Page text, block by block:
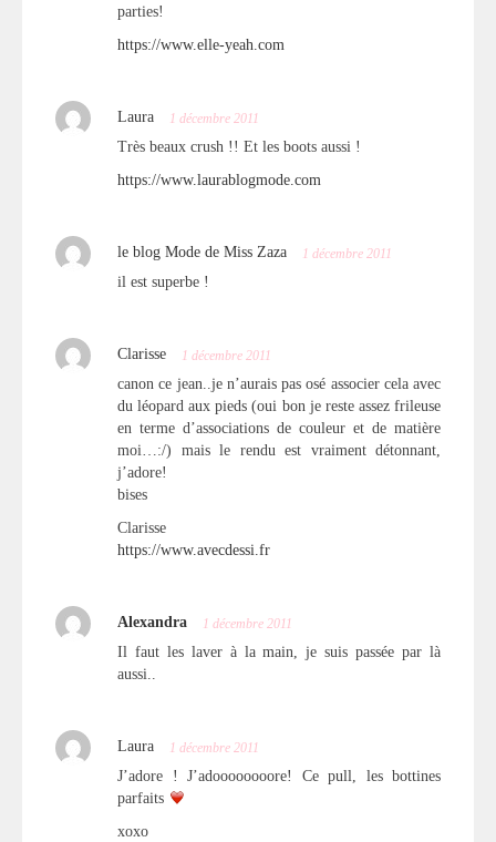
parties!
https://www.elle-yeah.com
Laura 1 décembre 2011
Très beaux crush !! Et les boots aussi !
https://www.laurablogmode.com
le blog Mode de Miss Zaza 1 décembre 2011
il est superbe !
Clarisse 1 décembre 2011
canon ce jean..je n’aurais pas osé associer cela avec
du léopard aux pieds (oui bon je reste assez frileuse
en terme d’associations de couleur et de matière
moi…:/) mais le rendu est vraiment détonnant,
j’adore!
bises
Clarisse
https://www.avecdessi.fr
Alexandra 1 décembre 2011
Il faut les laver à la main, je suis passée par là
aussi..
Laura 1 décembre 2011
J’adore ! J’adoooooooore! Ce pull, les bottines
parfaits
xoxo